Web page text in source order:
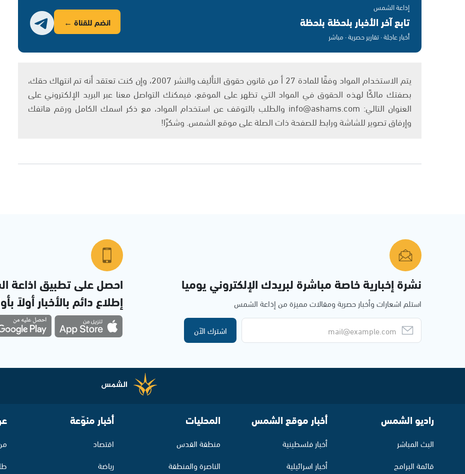
إذاعة الشمس
تابع آخر الأخبار بلحظة بلحظة
أخبار عاجلة · تقارير حصرية · مباشر
انضم للقناة ←
يتم الاستخدام المواد وفقًا للمادة 27 أ من قانون حقوق التأليف والنشر 2007، وإن كنت تعتقد أنه تم انتهاك حقك،
بصفتك مالكًا لهذه الحقوق في المواد التي تظهر على الموقع، فيمكنك التواصل معنا عبر البريد الإلكتروني على
العنوان التالي: info@ashams.com والطلب بالتوقف عن استخدام المواد، مع ذكر اسمك الكامل ورقم هاتفك
وإرفاق تصوير للشاشة ورابط للصفحة ذات الصلة على موقع الشمس. وشكرًا!
نشرة إخبارية خاصة مباشرة لبريدك الإلكتروني يوميا
استلم اشعارات وأخبار حصرية ومقالات مميزة من إذاعة الشمس
اشترك الآن
احصل على تطبيق
إطلاع دائم بالأخبار أولاً
راديو الشمس
البث المباشر
قائمة البرامج
أخبار موقع الشمس
أخبار فلسطينية
أخبار اسرائيلية
المحليات
منطقة القدس
الناصرة والمنطقة
أخبار منوّعة
اقتصاد
رياضة